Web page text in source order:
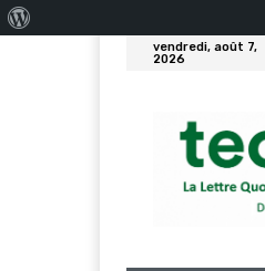
vendredi, août 7,
2026